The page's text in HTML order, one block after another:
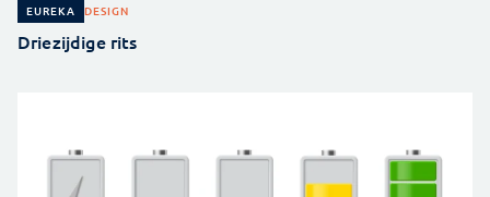
EUREKA DESIGN
Driezijdige rits